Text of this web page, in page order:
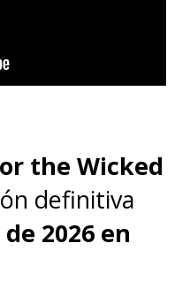
the Wicked
definitiva
2026 en